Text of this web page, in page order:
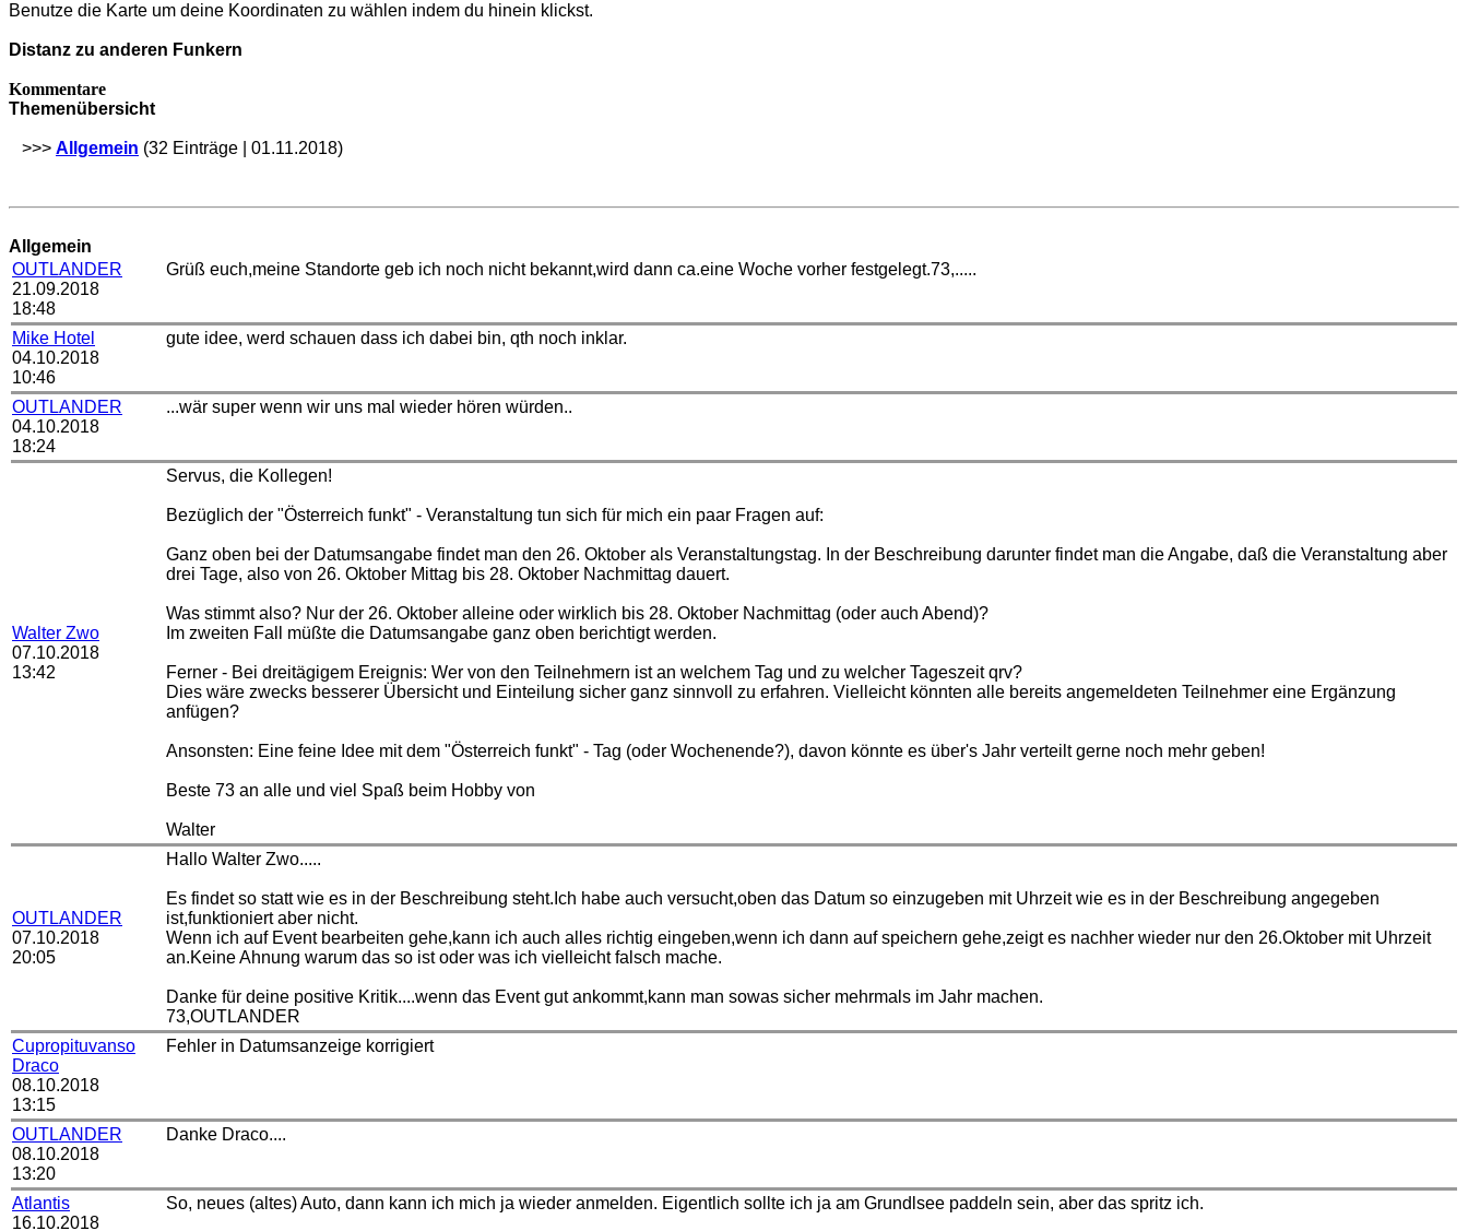
Benutze die Karte um deine Koordinaten zu wählen indem du hinein klickst.
Distanz zu anderen Funkern
Kommentare
Themenübersicht
>>> Allgemein (32 Einträge | 01.11.2018)
Allgemein
OUTLANDER
21.09.2018
18:48
Grüß euch,meine Standorte geb ich noch nicht bekannt,wird dann ca.eine Woche vorher festgelegt.73,.....
Mike Hotel
04.10.2018
10:46
gute idee, werd schauen dass ich dabei bin, qth noch inklar.
OUTLANDER
04.10.2018
18:24
...wär super wenn wir uns mal wieder hören würden..
Walter Zwo
07.10.2018
13:42
Servus, die Kollegen!
Bezüglich der "Österreich funkt" - Veranstaltung tun sich für mich ein paar Fragen auf:
Ganz oben bei der Datumsangabe findet man den 26. Oktober als Veranstaltungstag. In der Beschreibung darunter findet man die Angabe, daß die Veranstaltung aber
drei Tage, also von 26. Oktober Mittag bis 28. Oktober Nachmittag dauert.
Was stimmt also? Nur der 26. Oktober alleine oder wirklich bis 28. Oktober Nachmittag (oder auch Abend)?
Im zweiten Fall müßte die Datumsangabe ganz oben berichtigt werden.
Ferner - Bei dreitägigem Ereignis: Wer von den Teilnehmern ist an welchem Tag und zu welcher Tageszeit qrv?
Dies wäre zwecks besserer Übersicht und Einteilung sicher ganz sinnvoll zu erfahren. Vielleicht könnten alle bereits angemeldeten Teilnehmer eine Ergänzung
anfügen?
Ansonsten: Eine feine Idee mit dem "Österreich funkt" - Tag (oder Wochenende?), davon könnte es über's Jahr verteilt gerne noch mehr geben!
Beste 73 an alle und viel Spaß beim Hobby von
Walter
OUTLANDER
07.10.2018
20:05
Hallo Walter Zwo.....
Es findet so statt wie es in der Beschreibung steht.Ich habe auch versucht,oben das Datum so einzugeben mit Uhrzeit wie es in der Beschreibung angegeben
ist,funktioniert aber nicht.
Wenn ich auf Event bearbeiten gehe,kann ich auch alles richtig eingeben,wenn ich dann auf speichern gehe,zeigt es nachher wieder nur den 26.Oktober mit Uhrzeit
an.Keine Ahnung warum das so ist oder was ich vielleicht falsch mache.
Danke für deine positive Kritik....wenn das Event gut ankommt,kann man sowas sicher mehrmals im Jahr machen.
73,OUTLANDER
Cupropituvanso
Draco
08.10.2018
13:15
Fehler in Datumsanzeige korrigiert
OUTLANDER
08.10.2018
13:20
Danke Draco....
Atlantis
16.10.2018
So, neues (altes) Auto, dann kann ich mich ja wieder anmelden. Eigentlich sollte ich ja am Grundlsee paddeln sein, aber das spritz ich.